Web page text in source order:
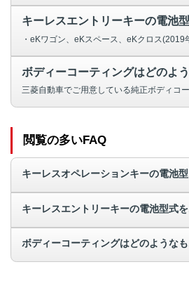
キーレスエントリーキーの電池
ボディーコーティングはどのよ
閲覧の多いFAQ
キーレスオペレーションキーの電池
キーレスエントリーキーの電池型式
ボディーコーティングはどのような